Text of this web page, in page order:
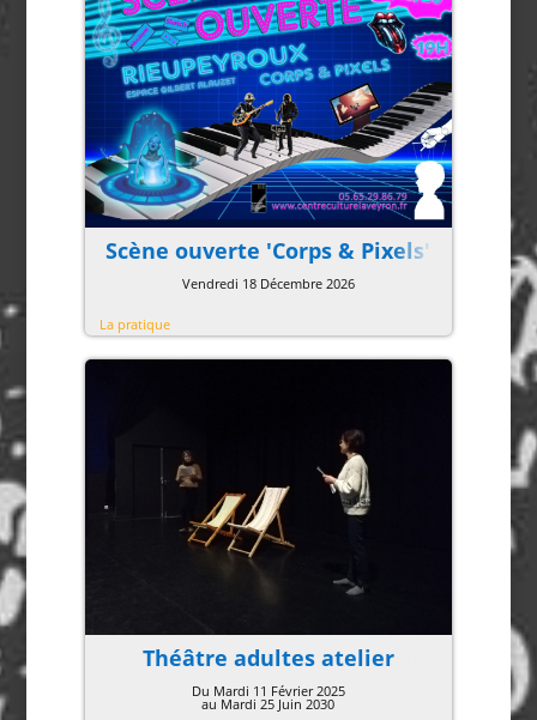
Scène ouverte 'Corps & Pixels'
Vendredi 18 Décembre 2026
La pratique
Théâtre adultes atelier
Du Mardi 11 Février 2025
au Mardi 25 Juin 2030